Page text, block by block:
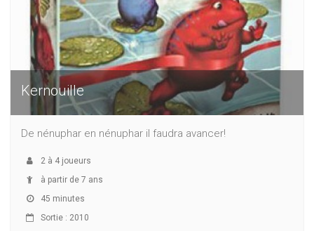
Kernouille
De nénuphar en nénuphar il faudra avancer!
2 à 4 joueurs
à partir de 7 ans
45 minutes
Sortie : 2010